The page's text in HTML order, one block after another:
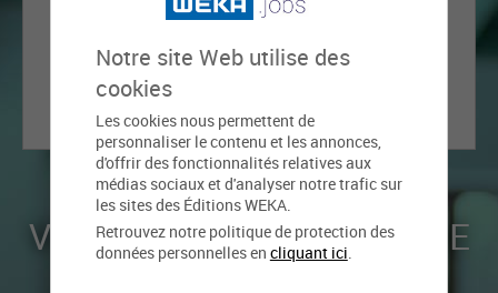
Notre site Web utilise des
cookies
Les cookies nous permettent de
personnaliser le contenu et les annonces,
d'offrir des fonctionnalités relatives aux
médias sociaux et d'analyser notre trafic sur
les sites des Éditions WEKA.
Retrouvez notre politique de protection des
données personnelles en cliquant ici.
RECEVEZ LES
NOUVELLES OFFRES
qui correspondent à votre recherche.
VOUS N'AVEZ PAS ENCORE
DE COMPTE ?